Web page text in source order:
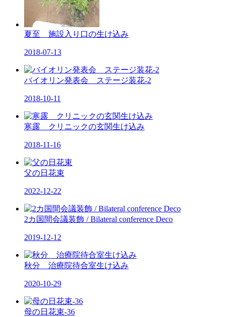
夏至 施設入り口の生け込み
2018-07-13
バイオリン発表会 ステージ装花-2
2018-10-11
寒露 クリニックの玄関生け込み
2018-11-16
父の日花束
2022-12-22
2カ国間会議装飾 / Bilateral conference Deco
2019-12-12
秋分 治療院待合室生け込み
2020-10-29
母の日花束-36